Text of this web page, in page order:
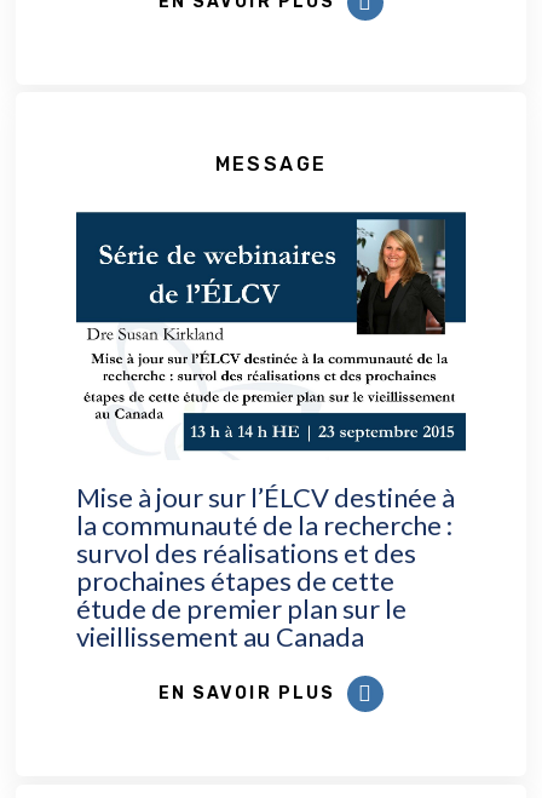
MESSAGE
Mise à jour sur l’ÉLCV destinée à
la communauté de la recherche :
survol des réalisations et des
prochaines étapes de cette
étude de premier plan sur le
vieillissement au Canada
EN SAVOIR PLUS